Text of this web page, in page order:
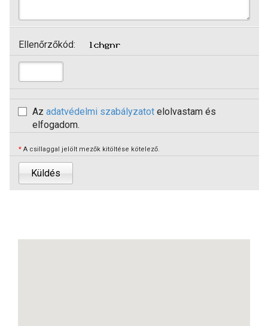
Ellenőrzőkód:
Az adatvédelmi szabályzatot elolvastam és
elfogadom.
* A csillaggal jelölt mezők kitöltése kötelező.